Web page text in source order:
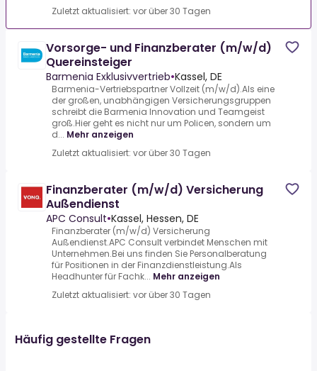
Zuletzt aktualisiert: vor über 30 Tagen
Vorsorge- und Finanzberater (m/w/d)
Quereinsteiger
Barmenia Exklusivvertrieb•Kassel, DE
Barmenia-Vertriebspartner Vollzeit (m/w/d).Als eine
der großen, unabhängigen Versicherungsgruppen
schreibt die Barmenia Innovation und Teamgeist
groß.Hier geht es nicht nur um Policen, sondern um
d... Mehr anzeigen
Zuletzt aktualisiert: vor über 30 Tagen
Finanzberater (m/w/d) Versicherung
Außendienst
APC Consult•Kassel, Hessen, DE
Finanzberater (m/w/d) Versicherung
Außendienst.APC Consult verbindet Menschen mit
Unternehmen.Bei uns finden Sie Personalberatung
für Positionen in der Finanzdienstleistung.Als
Headhunter für Fachk... Mehr anzeigen
Zuletzt aktualisiert: vor über 30 Tagen
Häufig gestellte Fragen